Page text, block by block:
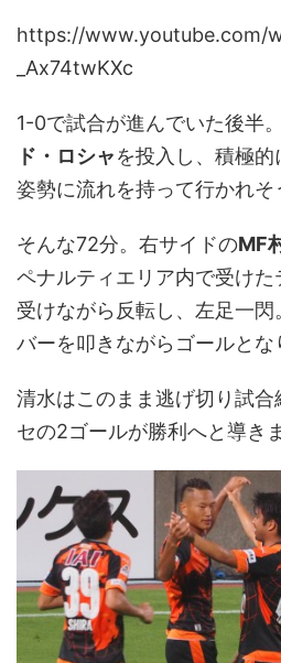
https://www.youtube.com/
_Ax74twKXc
1-0で試合が進んでいた後半
ド・ロシャを投入し、積極
姿勢に流れを持って行かれそ
そんな72分。右サイドのMF
ペナルティエリア内で受け
受けながら反転し、左足一
バーを叩きながらゴールとな
清水はこのまま逃げ切り試
セの2ゴールが勝利へと導き